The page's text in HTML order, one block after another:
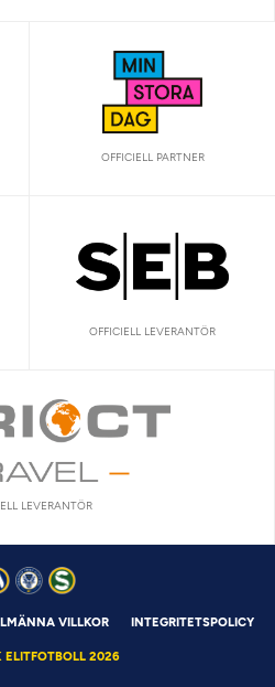
OFFICIELL PARTNER
OFFICIELL LEVERANTÖR
LEVERANTÖR
VILLKOR INTEGRITETSPOLICY
ELITFOTBOLL 2026